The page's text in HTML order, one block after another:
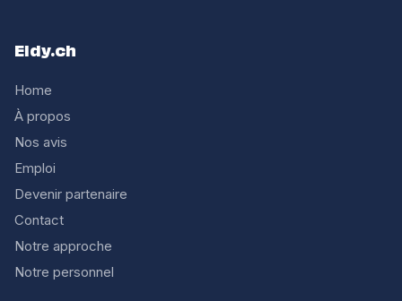
Eldy.ch
Home
À propos
Nos avis
Emploi
Devenir partenaire
Contact
Notre approche
Notre personnel